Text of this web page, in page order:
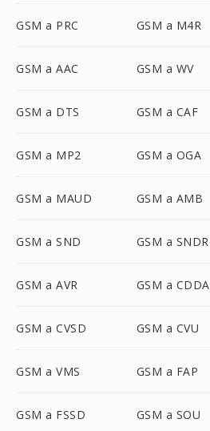
GSM a PRC GSM a M4R
GSM a AAC GSM a WV
GSM a DTS GSM a CAF
GSM a MP2 GSM a OGA
GSM a MAUD GSM a AMB
GSM a SND GSM a SNDR
GSM a AVR GSM a CDDA
GSM a CVSD GSM a CVU
GSM a VMS GSM a FAP
GSM a FSSD GSM a SOU